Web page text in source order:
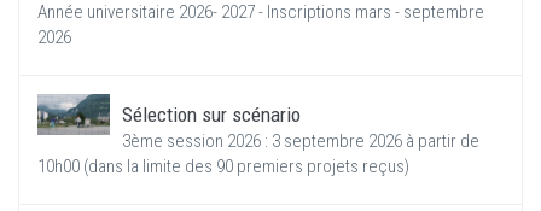
Année universitaire 2026- 2027 - Inscriptions mars - septembre
2026
Sélection sur scénario
3ème session 2026 : 3 septembre 2026 à partir de
10h00 (dans la limite des 90 premiers projets reçus)